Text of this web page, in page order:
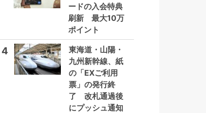
ードの入会特典
刷新 最大10万
ポイント
4
東海道・山陽・
九州新幹線、紙
の「EXご利用
票」の発行終
了 改札通過後
にプッシュ通知